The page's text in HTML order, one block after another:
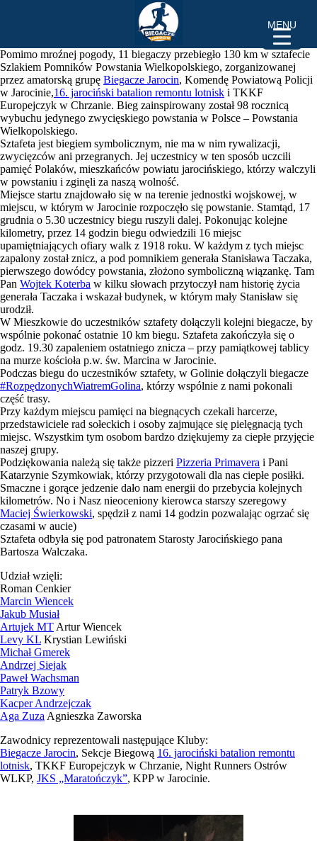
Sztafeta Szlakiem Pomników Powstańców Wielkopolskich –
17.12.2016 r.
Pomimo mroźnej pogody, 11 biegaczy przebiegło 130 km w sztafecie
Szlakiem Pomników Powstania Wielkopolskiego, zorganizowanej
przez amatorską grupę Biegacze Jarocin, Komendę Powiatową Policji
w Jarocinie,16. jarociński batalion remontu lotnisk i TKKF
Europejczyk w Chrzanie. Bieg zainspirowany został 98 rocznicą
wybuchu jedynego zwycięskiego powstania w Polsce – Powstania
Wielkopolskiego.
Sztafeta jest biegiem symbolicznym, nie ma w nim rywalizacji,
zwycięzców ani przegranych. Jej uczestnicy w ten sposób uczcili
pamięć Polaków, mieszkańców powiatu jarocińskiego, którzy walczyli
w powstaniu i zginęli za naszą wolność.
Miejsce startu znajdowało się w na terenie jednostki wojskowej, w
miejscu, w którym w Jarocinie rozpoczęło się powstanie. Stamtąd, 17
grudnia o 5.30 uczestnicy biegu ruszyli dalej. Pokonując kolejne
kilometry, przez 14 godzin biegu odwiedzili 16 miejsc
upamiętniających ofiary walk z 1918 roku. W każdym z tych miejsc
zapalony został znicz, a pod pomnikiem generała Stanisława Taczaka,
pierwszego dowódcy powstania, złożono symboliczną wiązankę. Tam
Pan Wojtek Koterba w kilku słowach przytoczył nam historię życia
generała Taczaka i wskazał budynek, w którym mały Stanisław się
urodził.
W Mieszkowie do uczestników sztafety dołączyli kolejni biegacze, by
wspólnie pokonać ostatnie 10 km biegu. Sztafeta zakończyła się o
godz. 19.30 zapaleniem ostatniego znicza – przy pamiątkowej tablicy
na murze kościoła p.w. św. Marcina w Jarocinie.
Podczas biegu do uczestników sztafety, w Golinie dołączyli biegacze
#RozpędzonychWiatremGolina, którzy wspólnie z nami pokonali
część trasy.
Przy każdym miejscu pamięci na biegnących czekali harcerze,
przedstawiciele rad sołeckich i osoby zajmujące się pielęgnacją tych
miejsc. Wszystkim tym osobom bardzo dziękujemy za ciepłe przyjęcie
naszej grupy.
Podziękowania należą się także pizzeri Pizzeria Primavera i Pani
Katarzynie Szymkowiak, którzy przygotowali dla nas ciepłe posiłki.
Smaczne i gorące jedzenie dało nam energii do przebycia kolejnych
kilometrów. No i Nasz nieoceniony kierowca starszy szeregowy
Maciej Świerkowski, spędził z nami 14 godzin pozwalając ogrzać się
czasami w aucie)
Sztafeta odbyła się pod patronatem Starosty Jarocińskiego pana
Bartosza Walczaka.
Udział wzięli:
Roman Cenkier
Marcin Wiencek
Jakub Musiał
Artujek MT Artur Wiencek
Levy KL Krystian Lewiński
Michał Gmerek
Andrzej Siejak
Paweł Wachsman
Patryk Bzowy
Kacper Andrzejczak
Aga Zuza Agnieszka Zaworska
Zawodnicy reprezentowali następujące Kluby:
Biegacze Jarocin, Sekcje Biegową 16. jarociński batalion remontu
lotnisk, TKKF Europejczyk w Chrzanie, Night Runners Ostrów
WLKP, JKS „Maratończyk”, KPP w Jarocinie.
MENU